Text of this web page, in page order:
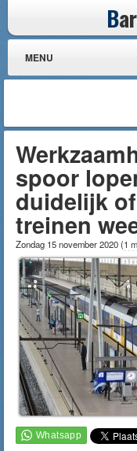
B
MENU
spoor
duidelijk
treinen
Zondag 15 november 2020(1